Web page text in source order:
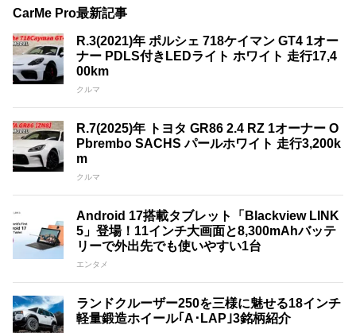
CarMe Pro最新記事
R.3(2021)年 ポルシェ 718ケイマン GT4 1オー
ナー PDLS付きLEDライト ホワイト 走行17,4
00km
クルマ
R.7(2025)年 トヨタ GR86 2.4 RZ 1オーナー O
Pbrembo SACHS パールホワイト 走行3,200k
m
クルマ
Android 17搭載タブレット「Blackview LINK
5」登場！11インチ大画面と8,300mAhバッテ
リーで外出先でも使いやすい1台
エンタメ
ランドクルーザー250を三様に魅せる18インチ
軽量鍛造ホイール｢A･LAP｣3銘柄紹介